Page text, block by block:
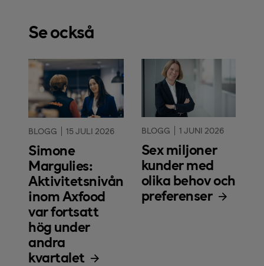
Se också
BLOGG 15 JULI 2026
Simone
Margulies:
Aktivitetsnivån
inom Axfood
var fortsatt
hög under
andra
kvartalet
BLOGG 1 JUNI 2026
Sex miljoner
kunder med
olika behov och
preferenser